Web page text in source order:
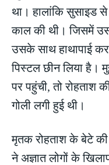
था। हालांकि सुसाइड
काल की थी। जिसमें
उसके साथ हाथापाई
पिस्टल छीन लिया है।
पर पहुंची, तो रोहताश
गोली लगी हुई थी।
मृतक रोहताश के बेटे
ने अज्ञात लोगों के